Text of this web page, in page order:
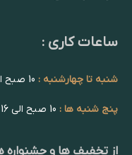
ساعات کاری :
شنبه تا چهارشنبه :
پنج شنبه ها :
از تخفیف ها و جشنواره